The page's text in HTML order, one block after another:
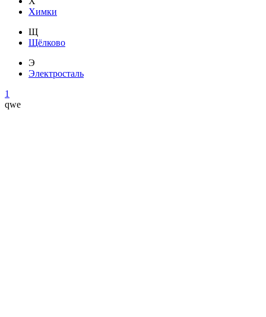
Химки
Щ
Щёлково
Э
Электросталь
1
qwe